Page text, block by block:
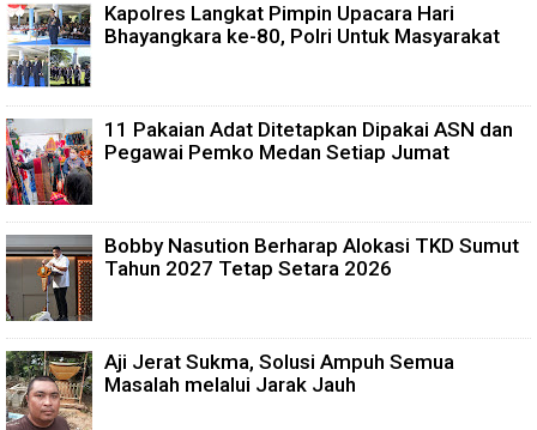
Kapolres Langkat Pimpin Upacara Hari
Bhayangkara ke-80, Polri Untuk Masyarakat
11 Pakaian Adat Ditetapkan Dipakai ASN dan
Pegawai Pemko Medan Setiap Jumat
Bobby Nasution Berharap Alokasi TKD Sumut
Tahun 2027 Tetap Setara 2026
Aji Jerat Sukma, Solusi Ampuh Semua
Masalah melalui Jarak Jauh